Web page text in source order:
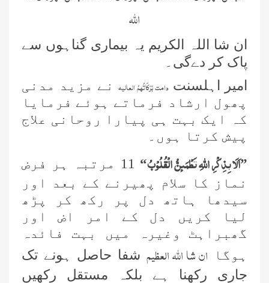
اللہ
ان شا اللہ الکریم یہ بیماری گناہوں سے
پاک کر دےگی۔
امیر اہلسنتدامت بَرَکَاتُہمُ العالیہنے مزید مدنی
پھول ارشاد فرماتے ہوئے فرمایا
کہ ایک بہت ہی پیارا روحانی علاج
پیش کرتا ہوں۔
”اَلَا بِذِكْرِ اللّٰهِ تَطْمَىٕنُّ الْقُلُوْبُ“
11 مرتبہ ہر فرض
نماز کا سلام پھیرنے کے بعد اور
سیدھا ہاتھ دل پر رکھ کر پڑھ
لیا کریں دل کے امر اض اور
گھبراہٹ وغیرہ میں بہت فائدہ
ہوگا ان شا اللہ العظیم شفا حاصل ہونے تک
جاری رکھنا ہے بلکہ مستقل رکھیں